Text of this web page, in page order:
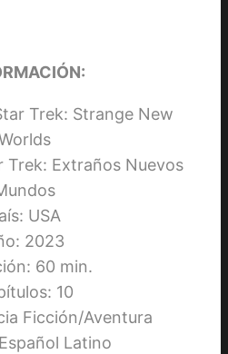
Trek: Strange New
Trek: Extraños Nuevos
USA
2023
60 min.
10
Ficción/Aventura
Latino